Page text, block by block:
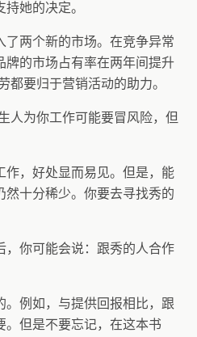
她的决定。
两个新的市场。在竞争异常
牌的市场占有率在两年间提升
都要归于营销活动的助力。
人为你工作可能要冒风险，但
作，好处显而易见。但是，能
十分稀少。你要去寻找秀的
，你可能会说：跟秀的人合作
。例如，与提供回报相比，跟
但是不要忘记，在这本书